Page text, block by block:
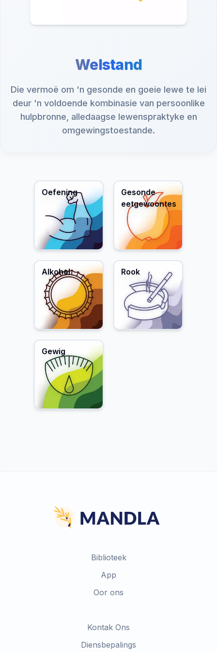
Welstand
Die vermoë om 'n gesonde en goeie lewe te lei
deur 'n voldoende kombinasie van persoonlike
hulpbronne, alledaagse lewenspraktyke en
omgewingstoestande.
Oefening
Gesonde
eetgewoontes
Alkohol Rook
Gewig
Biblioteek
App
Oor ons
Kontak Ons
Diensbepalings